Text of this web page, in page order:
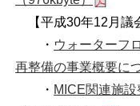
【平成30年12月議
・ ウォーターフ
再整備の事業概要に
・ MICE関連施